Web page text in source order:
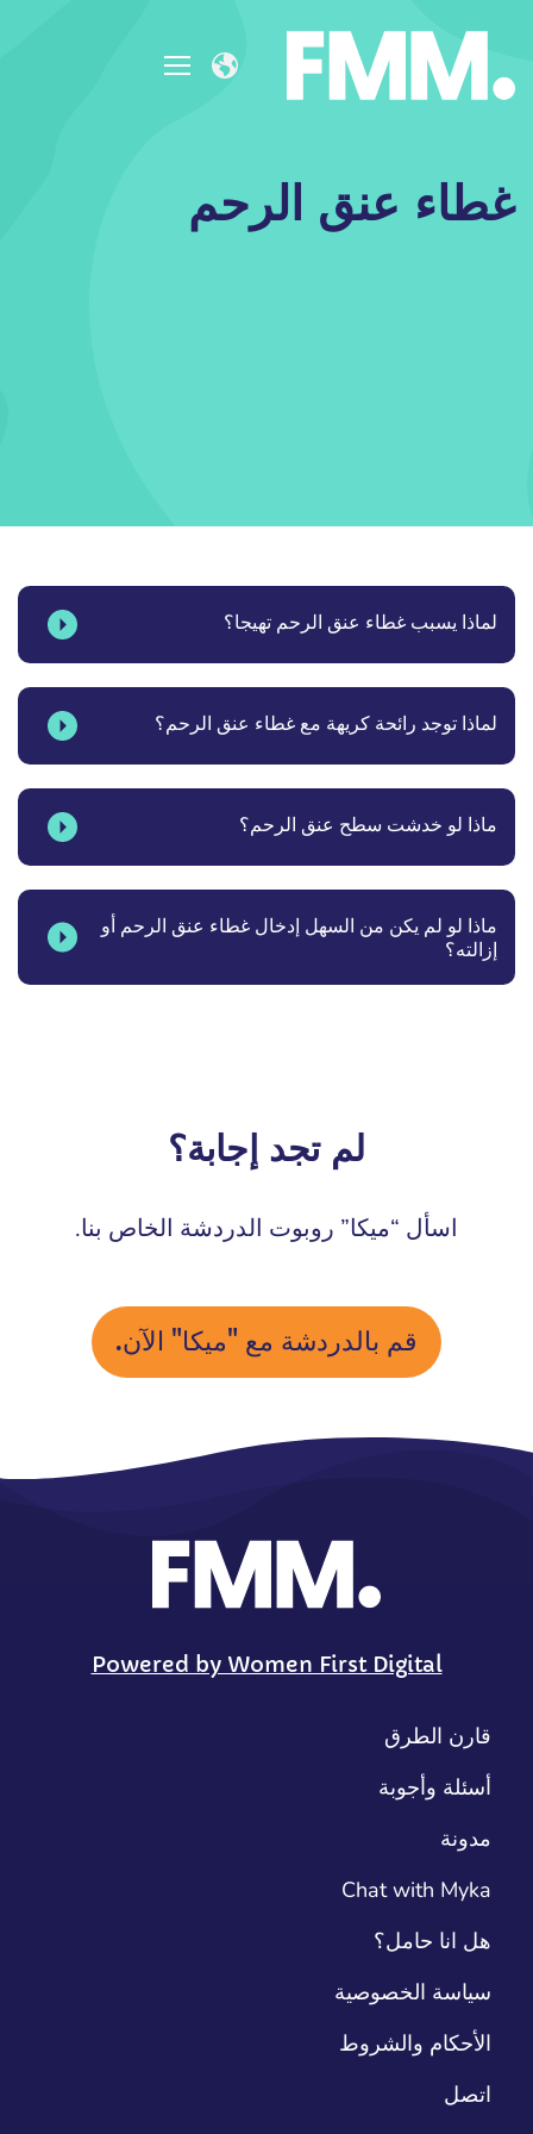
غطاء عنق الرحم
لماذا يسبب غطاء عنق الرحم تهيجا؟
لماذا توجد رائحة كريهة مع غطاء عنق الرحم؟
ماذا لو خدشت سطح عنق الرحم؟
ماذا لو لم يكن من السهل إدخال غطاء عنق الرحم أو
إزالته؟
لم تجد إجابة؟
اسأل “ميكا” روبوت الدردشة الخاص بنا.
قم بالدردشة مع "ميكا" الآن.
Powered by Women First Digital
قارن الطرق
أسئلة وأجوبة
مدونة
Chat with Myka
هل انا حامل؟
سياسة الخصوصية
الأحكام والشروط
اتصل